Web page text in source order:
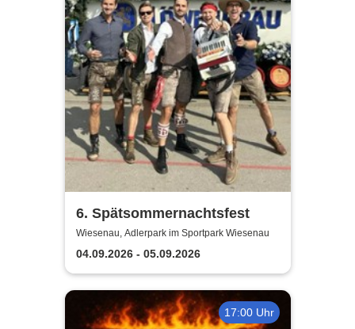
6. Spätsommernachtsfest
Wiesenau, Adlerpark im Sportpark Wiesenau
04.09.2026 - 05.09.2026
17:00 Uhr